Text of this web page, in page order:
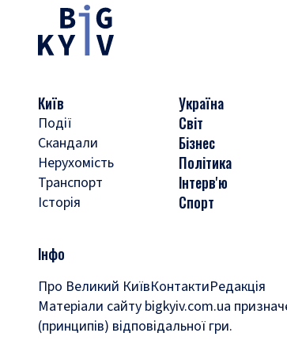
Київ
Події
Скандали
Нерухомість
Транспорт
Історія
Україна
Світ
Бізнес
Політика
Інтерв'ю
Спорт
Інфо
Про Великий КиївКонтактиРедакція
Матеріали сайту bigkyiv.com.ua
(принципів) відповідальної гри.